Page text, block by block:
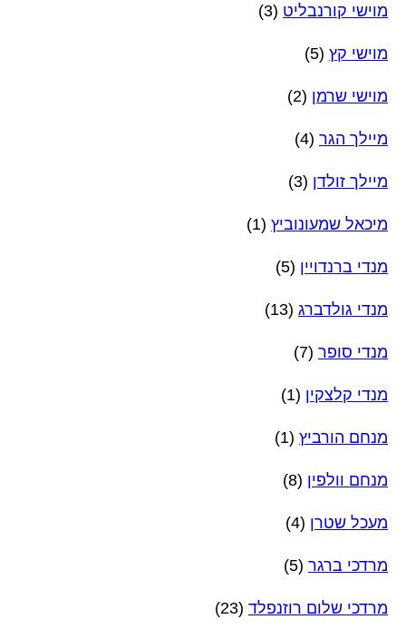
מוישי קורנבליט (3)
מוישי קץ (5)
מוישי שרמן (2)
מיילך הגר (4)
מיילך זולדן (3)
מיכאל שמעונוביץ (1)
מנדי ברנדויין (5)
מנדי גולדברג (13)
מנדי סופר (7)
מנדי קלצקין (1)
מנחם הורביץ (1)
מנחם וולפין (8)
מעכל שטרן (4)
מרדכי ברגר (5)
מרדכי שלום רוזנפלד (23)